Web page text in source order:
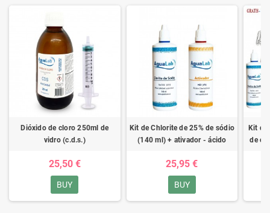
Dióxido de cloro 250ml de
vidro (c.d.s.)
25,50 €
BUY
Kit de Chlorite de 25% de sódio
(140 ml) + ativador - ácido
25,95 €
BUY
Kit de
de